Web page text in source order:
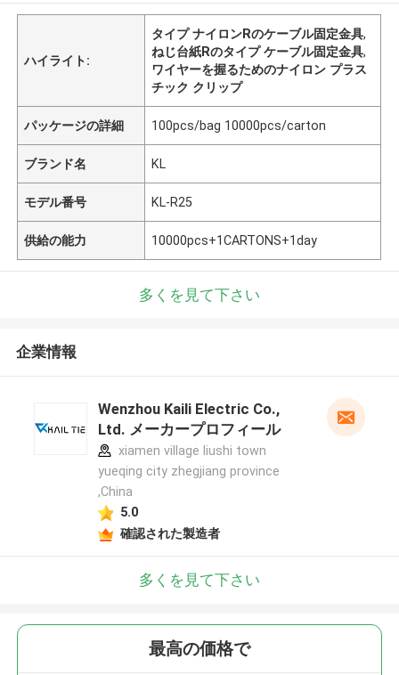
ハイライト:
タイプ ナイロンRのケーブル固定金具,
ねじ台紙Rのタイプ ケーブル固定金具,
ワイヤーを握るためのナイロン プラス
チック クリップ
パッケージの詳細 100pcs/bag 10000pcs/carton
ブランド名 KL
モデル番号 KL-R25
供給の能力 10000pcs+1CARTONS+1day
多くを見て下さい
企業情報
Wenzhou Kaili Electric Co.,
Ltd. メーカープロフィール
xiamen village liushi town
yueqing city zhegjiang province
,China
5.0
確認された製造者
多くを見て下さい
最高の価格で